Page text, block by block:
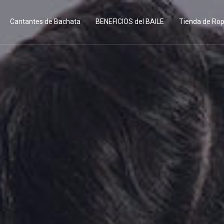
Cantantes de Bachata BENEFICIOS del BAILE Tienda de